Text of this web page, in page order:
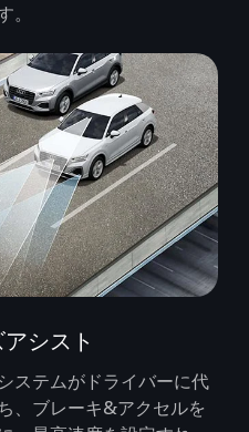
。
シスト
ステムがドライバーに代
、ブレーキ&アクセルを